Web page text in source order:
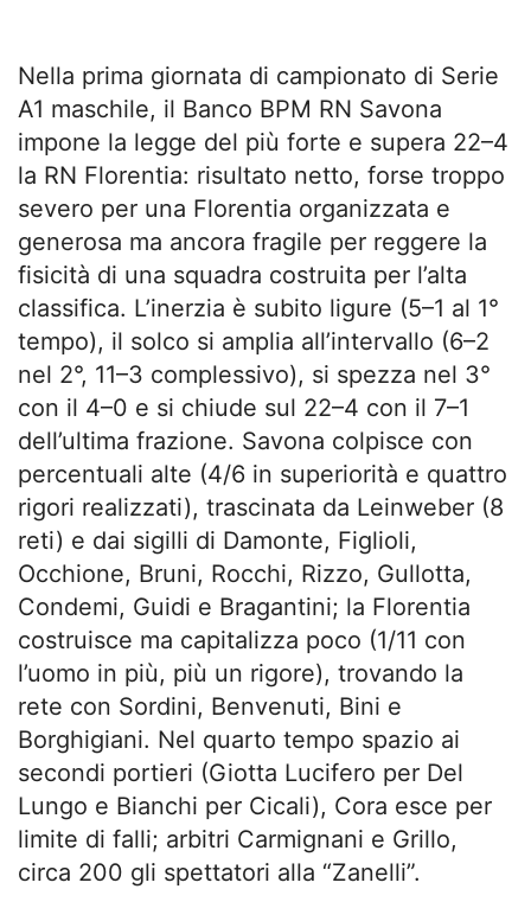
Nella prima giornata di campionato di Serie
A1 maschile, il Banco BPM RN Savona
impone la legge del più forte e supera 22–4
la RN Florentia: risultato netto, forse troppo
severo per una Florentia organizzata e
generosa ma ancora fragile per reggere la
fisicità di una squadra costruita per l’alta
classifica. L’inerzia è subito ligure (5–1 al 1°
tempo), il solco si amplia all’intervallo (6–2
nel 2°, 11–3 complessivo), si spezza nel 3°
con il 4–0 e si chiude sul 22–4 con il 7–1
dell’ultima frazione. Savona colpisce con
percentuali alte (4/6 in superiorità e quattro
rigori realizzati), trascinata da Leinweber (8
reti) e dai sigilli di Damonte, Figlioli,
Occhione, Bruni, Rocchi, Rizzo, Gullotta,
Condemi, Guidi e Bragantini; la Florentia
costruisce ma capitalizza poco (1/11 con
l’uomo in più, più un rigore), trovando la
rete con Sordini, Benvenuti, Bini e
Borghigiani. Nel quarto tempo spazio ai
secondi portieri (Giotta Lucifero per Del
Lungo e Bianchi per Cicali), Cora esce per
limite di falli; arbitri Carmignani e Grillo,
circa 200 gli spettatori alla “Zanelli”.